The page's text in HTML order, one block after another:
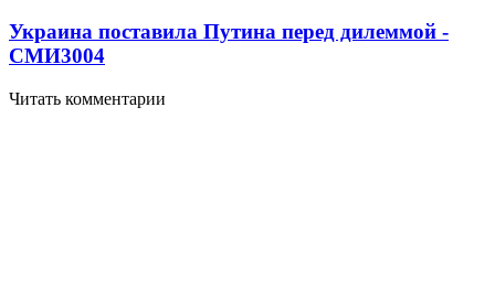
Украина поставила Путина перед дилеммой -
СМИ3004
Читать комментарии